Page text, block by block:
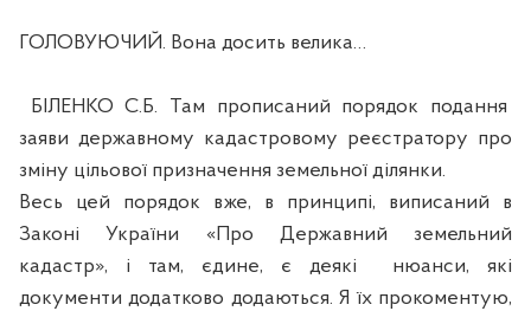
ГОЛОВУЮЧИЙ. Вона досить велика…
БІЛЕНКО С.Б. Там прописаний порядок подання
заяви державному кадастровому реєстратору про
зміну цільової призначення земельної ділянки.
Весь цей порядок вже, в принципі, виписаний в
Законі України «Про Державний земельний
кадастр», і там, єдине, є деякі
нюанси, які
документи додатково додаються. Я їх прокоментую,